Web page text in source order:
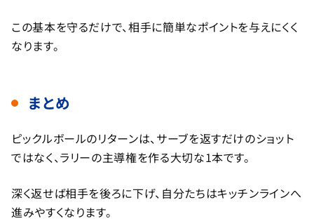
この基本を守るだけで、相手に簡単なポイントを与えにくく
なります。
まとめ
ピックルボールのリターンは、サーブを返すだけのショット
ではなく、ラリーの主導権を作る大切な1本です。
深く返せば相手を後ろに下げ、自分たちはキッチンラインへ
進みやすくなります。